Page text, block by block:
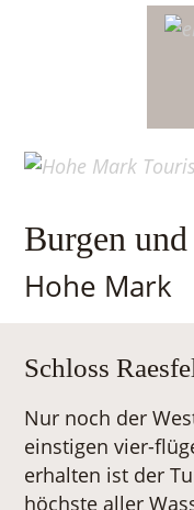
Burgen
Hohe Mark
Schloss
Nur noch der
einstigen vier-
erhalten ist der
höchste aller